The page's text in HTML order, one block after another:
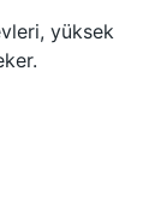
yüksek